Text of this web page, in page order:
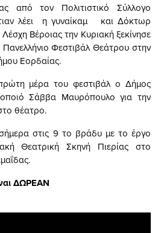
από τον Πολιτιστικό Σύλλογο
λέει η γυναίκαμ και Δόκτωρ
Βέροιας την Κυριακή ξεκίνησε
Φεστιβάλ Θεάτρου στην
Εορδαίας.
μέρα του φεστιβάλ ο Δήμος
Σάββα Μαυρόπουλο για την
θέατρο.
σήμερα στις 9 το βράδυ με το έργο
Θεατρική Σκηνή Πιερίας στο
ΔΩΡΕΑΝ